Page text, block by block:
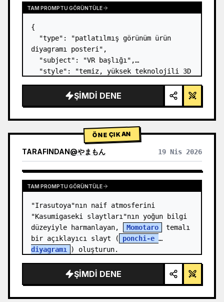
TAM PROMPTU GÖRÜNTÜLE
{
  "type": "patlatılmış görünüm ürün
diyagramı posteri",
  "subject": "VR başlığı",
  "style": "temiz, yüksek teknolojili 3D
vurgular",
  "background": "{argument
default=\"yumuşak mor ve mavi gr…
ŞIMDI DENE
ÖNE ÇIKAN
TARAFINDAN@やまもん 19 Nis 2026
DIĞER MODELLERIN SONUÇLARINI GÖRÜNTÜLE
TAM PROMPTU GÖRÜNTÜLE
"Irasutoya"nın naif atmosferini
"Kasumigaseki slaytları"nın yoğun bilgi
düzeyiyle harmanlayan,
Momotaro
temalı
bir açıklayıcı slayt (
ponchi-e
diyagramı
) oluşturun.
ŞIMDI DENE